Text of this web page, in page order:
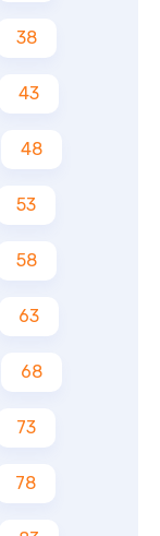
38
43
48
53
58
63
68
73
78